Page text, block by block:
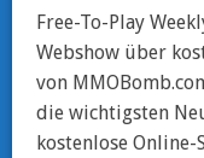
Free-To-Play
Webshow über
von
die wichtigsten
kostenlose